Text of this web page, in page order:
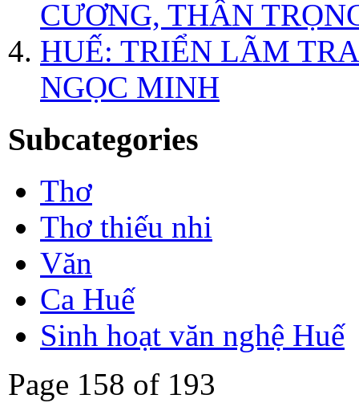
CƯƠNG, THÂN
HUẾ: TRIỂN LÃM
NGỌC MINH
Subcategories
Thơ
Thơ thiếu nhi
Văn
Ca Huế
Sinh hoạt văn nghệ Huế
Page 158 of 193